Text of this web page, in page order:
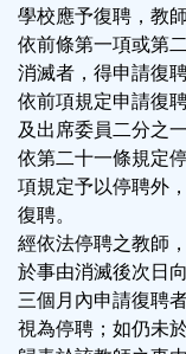
學校應予復聘，教
依前條第一項或第
消滅者，得申請復聘
依前項規定申請復
及出席委員二分之
依第二十一條規定
項規定予以停聘外
復聘。
經依法停聘之教師
於事由消滅後次日
三個月內申請復聘
視為停聘；如仍未